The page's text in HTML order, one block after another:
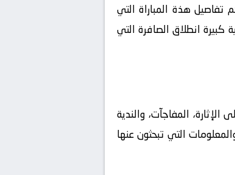
اليوم الموافق 2026-06-10. كورة لايف يوفر لكم تفاصيل هذة المباراة التي
انطلاق الصافرة التي
المفاجآت، والندية
التي تبحثون عنها